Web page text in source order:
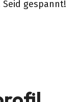
gespannt!